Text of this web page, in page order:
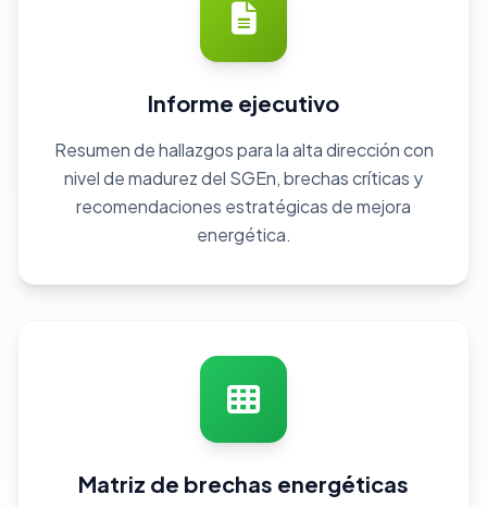
Informe ejecutivo
Resumen de hallazgos para la alta dirección con
nivel de madurez del SGEn, brechas críticas y
recomendaciones estratégicas de mejora
energética.
Matriz de brechas energéticas